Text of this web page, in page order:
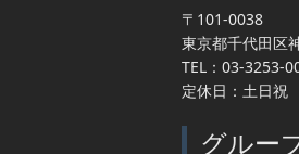
〒101-0038
東京都千代田区
TEL：03-3253-
定休日：土日祝
グルー